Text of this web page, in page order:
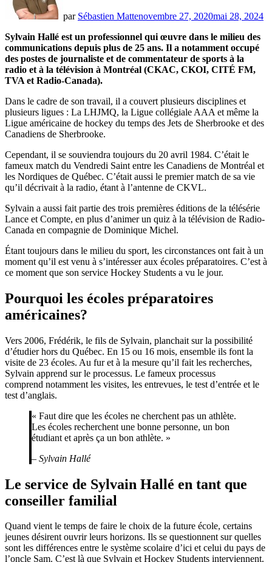
par Sébastien Mattenovembre 27, 2020mai 28, 2024
Sylvain Hallé est un professionnel qui œuvre dans le milieu des
communications depuis plus de 25 ans. Il a notamment occupé
des postes de journaliste et de commentateur de sports à la
radio et à la télévision à Montréal (CKAC, CKOI, CITÉ FM,
TVA et Radio-Canada).
Dans le cadre de son travail, il a couvert plusieurs disciplines et
plusieurs ligues : La LHJMQ, la Ligue collégiale AAA et même la
Ligue américaine de hockey du temps des Jets de Sherbrooke et des
Canadiens de Sherbrooke.
Cependant, il se souviendra toujours du 20 avril 1984. C’était le
fameux match du Vendredi Saint entre les Canadiens de Montréal et
les Nordiques de Québec. C’était aussi le premier match de sa vie
qu’il décrivait à la radio, étant à l’antenne de CKVL.
Sylvain a aussi fait partie des trois premières éditions de la télésérie
Lance et Compte, en plus d’animer un quiz à la télévision de Radio-
Canada en compagnie de Dominique Michel.
Étant toujours dans le milieu du sport, les circonstances ont fait à un
moment qu’il est venu à s’intéresser aux écoles préparatoires. C’est à
ce moment que son service Hockey Students a vu le jour.
Pourquoi les écoles préparatoires
américaines?
Vers 2006, Frédérik, le fils de Sylvain, planchait sur la possibilité
d’étudier hors du Québec. En 15 ou 16 mois, ensemble ils font la
visite de 23 écoles. Au fur et à la mesure qu’il fait les recherches,
Sylvain apprend sur le processus. Le fameux processus
comprend notamment les visites, les entrevues, le test d’entrée et le
test d’anglais.
« Faut dire que les écoles ne cherchent pas un athlète.
Les écoles recherchent une bonne personne, un bon
étudiant et après ça un bon athlète. »
– Sylvain Hallé
Le service de Sylvain Hallé en tant que
conseiller familial
Quand vient le temps de faire le choix de la future école, certains
jeunes désirent ouvrir leurs horizons. Ils se questionnent sur quelles
sont les différences entre le système scolaire d’ici et celui du pays de
l’oncle Sam. C’est là que Sylvain et Hockey Students interviennent.